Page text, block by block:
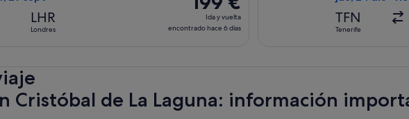
4 días
LHR
Londres
Ida
y
Ida y vuelta
encontrado hace 6 días
TFN
Tenerife
Cristóbal de La Laguna: información